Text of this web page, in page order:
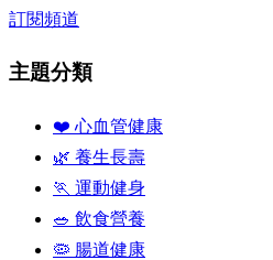
訂閱頻道
主題分類
❤️ 心血管健康
🌿 養生長壽
🏃 運動健身
🥗 飲食營養
🦠 腸道健康